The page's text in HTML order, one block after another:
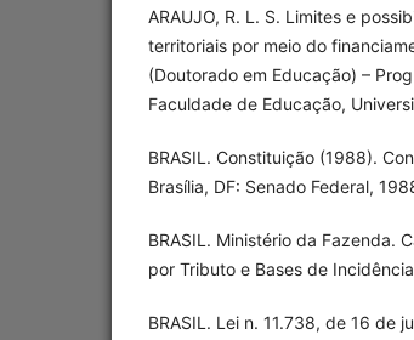
ARAUJO, R. L. S. Limites e
territoriais por meio do
(Doutorado em Educação) –
Faculdade de Educação,
BRASIL. Constituição (1988).
Brasília, DF: Senado Federal,
BRASIL. Ministério da Fazenda.
por Tributo e Bases de
BRASIL. Lei n. 11.738, de 16 de